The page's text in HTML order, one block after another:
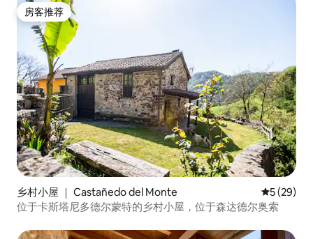
房客推荐
房客推荐
乡村小屋 ｜ Castañedo del Monte 平均评分
5 (29)
位于卡斯塔尼多德尔蒙特的乡村小屋，位于森达德尔奥索